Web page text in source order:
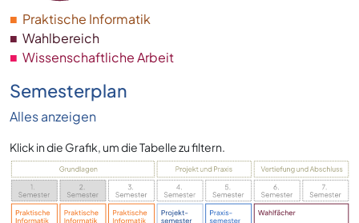
■ Praktische Informatik
■ Wahlbereich
■ Wissenschaftliche Arbeit
Semesterplan
Alles anzeigen
Klick in die Grafik, um die Tabelle zu filtern.